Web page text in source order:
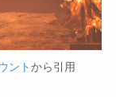
ントから引用